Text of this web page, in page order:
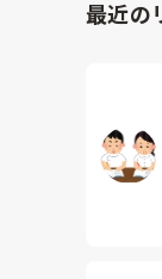
師長
みなさ
婚した
最近の